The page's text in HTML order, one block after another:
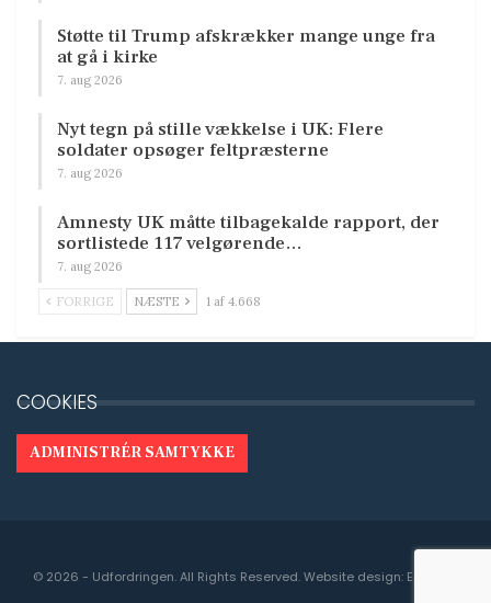
Støtte til Trump afskrækker mange unge fra
at gå i kirke
7. aug 2026
Nyt tegn på stille vækkelse i UK: Flere
soldater opsøger feltpræsterne
7. aug 2026
Amnesty UK måtte tilbagekalde rapport, der
sortlistede 117 velgørende…
7. aug 2026
FORRIGE NÆSTE 1 af 4.668
COOKIES
ADMINISTRÉR SAMTYKKE
© 2026 - Udfordringen. All Rights Reserved.Website design: Engedal